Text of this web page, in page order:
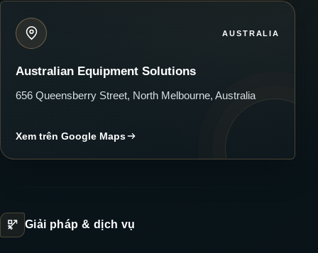
AUSTRALIA
Australian Equipment Solutions
656 Queensberry Street, North Melbourne, Australia
Xem trên Google Maps
Giải pháp & dịch vụ